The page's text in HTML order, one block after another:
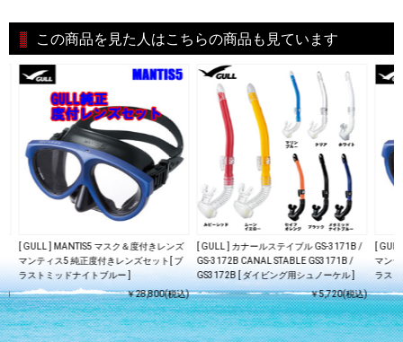
この商品を見た人はこちらの商品も見ています
)
[ GULL ] MANTIS5 マスク＆度付きレンズ
マンティス5 純正度付きレンズセット[ ブ
ラストミッドナイトブルー ]
￥28,800(税込)
[ GULL ] カナールステイブル GS-3171B /
GS-3172B CANAL STABLE GS3171B /
GS3172B [ ダイビング用シュノーケル ]
￥5,720(税込)
[
マン
ラス